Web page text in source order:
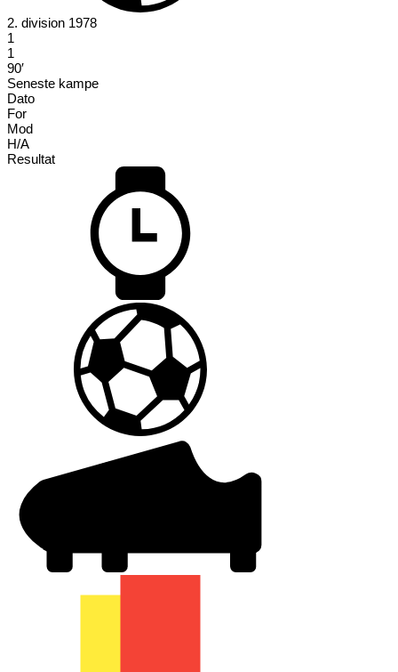
2. division 1978
1
1
90′
Seneste kampe
Dato
For
Mod
H/A
Resultat